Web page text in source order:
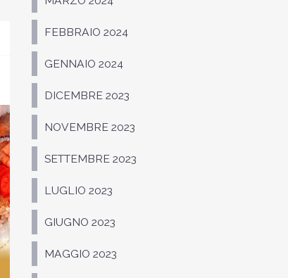
FEBBRAIO 2024
GENNAIO 2024
DICEMBRE 2023
NOVEMBRE 2023
SETTEMBRE 2023
LUGLIO 2023
GIUGNO 2023
MAGGIO 2023